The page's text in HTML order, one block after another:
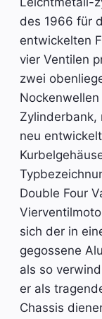
des 1966 für
entwickelten
vier Ventilen
zwei
Nockenwellen
Zylinderbank,
neu
Double Four
sich der in
gegossene
als so
er als
Chassis